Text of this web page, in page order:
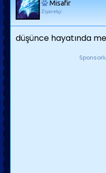
Misafir
Ziyaretçi
düşünce hayatında